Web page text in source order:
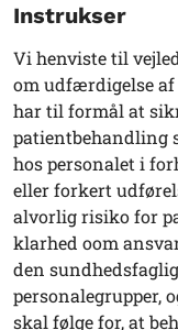
Instrukser
Vi henviste til
om udfærdigelse
har til formål at
patientbehandling
hos personalet i
eller forkert
alvorlig risiko for
klarhed oom
den
personalegrupper,
skal følge for, at